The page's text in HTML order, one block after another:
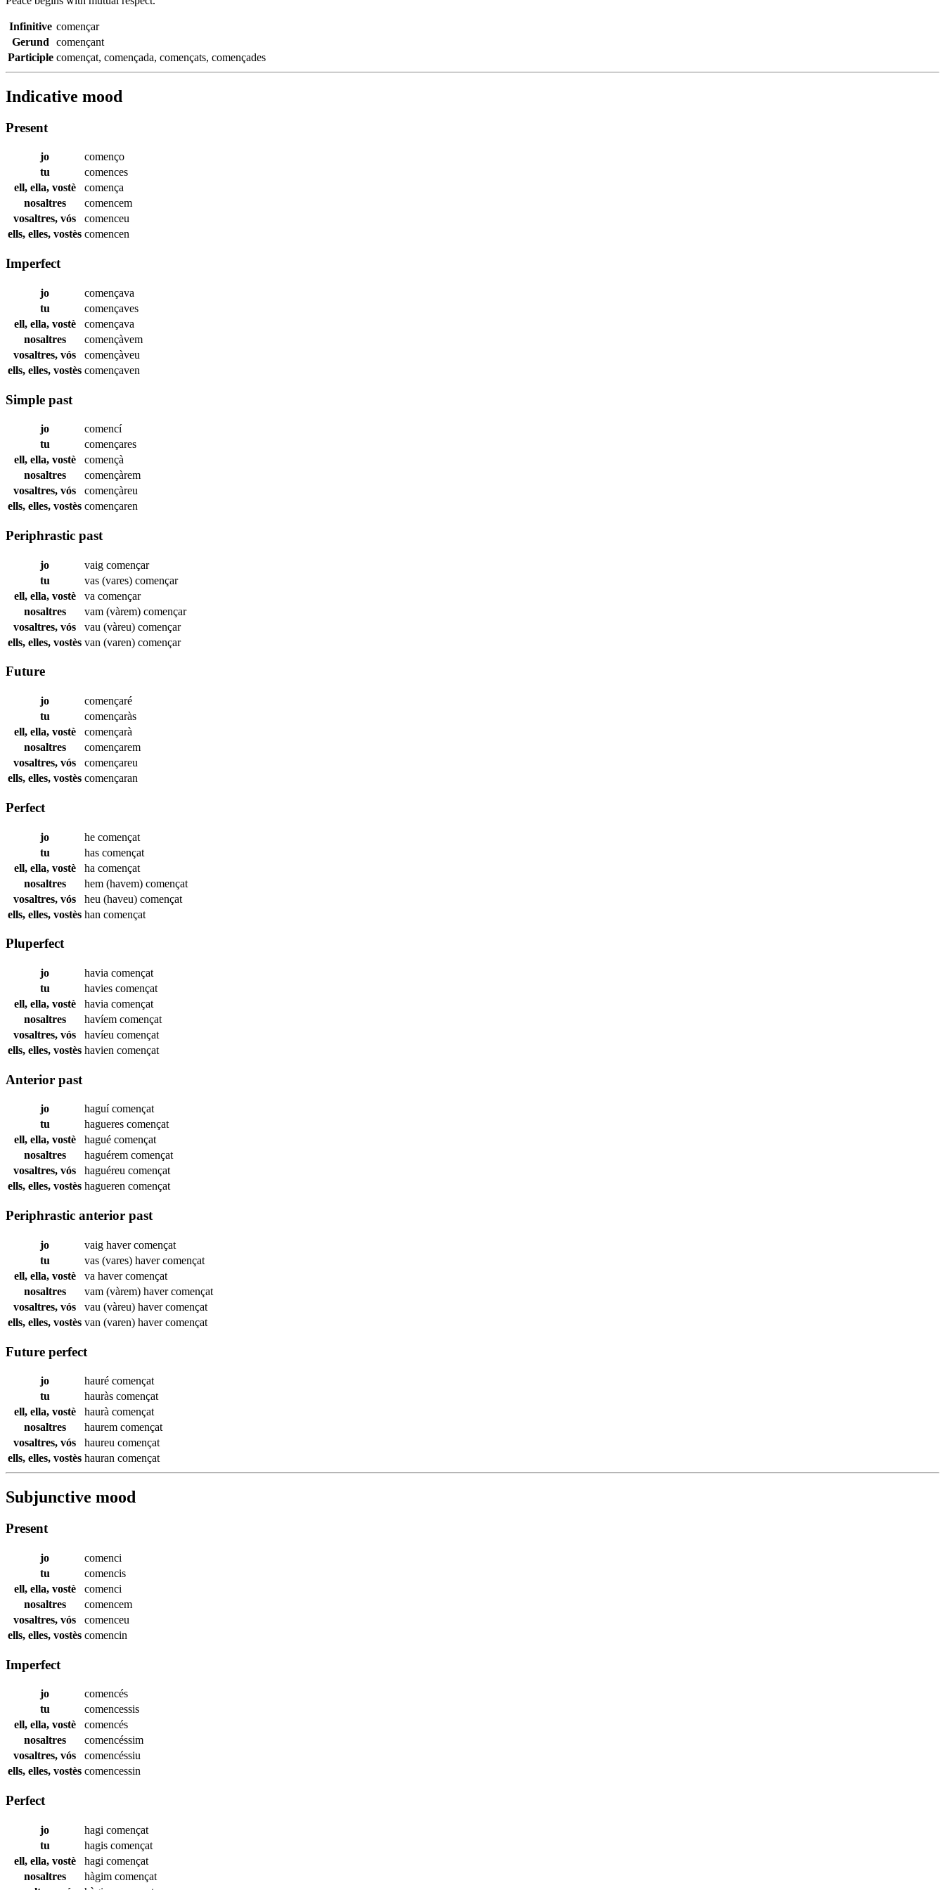
Infinitive començar
Gerund
començant
Participle començat, començada, començats, començades
Indicative mood
Present
jo
començo
tu
comences
ell, ella, vostè
comença
nosaltres
comencem
vosaltres, vós
comenceu
ells, elles, vostès comencen
Imperfect
jo
començava
tu
començaves
ell, ella, vostè
començava
nosaltres
començàvem
vosaltres, vós
començàveu
ells, elles, vostès començaven
Simple past
jo
comencí
tu
començares
ell, ella, vostè
començà
nosaltres
començàrem
vosaltres, vós
començàreu
ells, elles, vostès començaren
Periphrastic past
jo vaig començar
tu
vas (vares) començar
ell, ella, vostè
va començar
nosaltres
vam (vàrem) començar
vosaltres, vós
vau (vàreu) començar
ells, elles, vostès van (varen) començar
Future
jo
començaré
tu
començaràs
ell, ella, vostè
començarà
nosaltres
començarem
vosaltres, vós
començareu
ells, elles, vostès començaran
Perfect
jo he començat
tu
has començat
ell, ella, vostè
ha començat
nosaltres
hem (havem) començat
vosaltres, vós
heu (haveu) començat
ells, elles, vostès han començat
Pluperfect
jo havia començat
tu
havies començat
ell, ella, vostè
havia començat
nosaltres
havíem començat
vosaltres, vós
havíeu començat
ells, elles, vostès havien començat
Anterior past
jo haguícomençat
tu
hagueres començat
ell, ella, vostè
hagué començat
nosaltres
haguérem començat
vosaltres, vós
haguéreu començat
ells, elles, vostès hagueren començat
Periphrastic anterior past
jo vaig havercomençat
tu
vas (vares) havercomençat
ell, ella, vostè
va havercomençat
nosaltres
vam (vàrem) havercomençat
vosaltres, vós
vau (vàreu) havercomençat
ells, elles, vostès van (varen) havercomençat
Future perfect
jo hauré començat
tu
hauràs començat
ell, ella, vostè
haurà començat
nosaltres
haurem començat
vosaltres, vós
haureu començat
ells, elles, vostès hauran començat
Subjunctive mood
Present
jo
comenci
tu
comencis
ell, ella, vostè
comenci
nosaltres
comencem
vosaltres, vós
comenceu
ells, elles, vostès comencin
Imperfect
jo
comencés
tu
comencessis
ell, ella, vostè
comencés
nosaltres
comencéssim
vosaltres, vós
comencéssiu
ells, elles, vostès comencessin
Perfect
jo hagi començat
tu
hagis començat
ell, ella, vostè
hagi començat
nosaltres
hàgim començat